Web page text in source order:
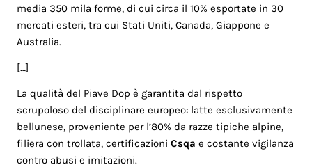
media 350 mila forme, di cui circa il 10% esportate in 30
mercati esteri, tra cui Stati Uniti, Canada, Giappone e
Australia.
[…]
La qualità del Piave Dop è garantita dal rispetto
scrupoloso del disciplinare europeo: latte esclusivamente
bellunese, proveniente per l’80% da razze tipiche alpine,
filiera con trollata, certificazioniCsqa e costante vigilanza
contro abusi e imitazioni.